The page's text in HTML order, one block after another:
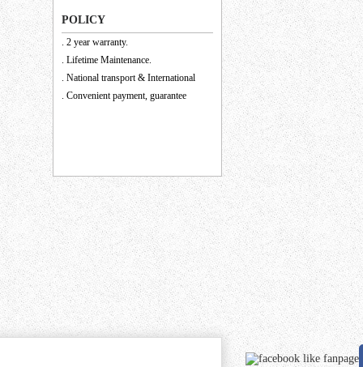
POLICY
. 2 year warranty.
. Lifetime Maintenance.
. National transport & International
. Convenient payment, guarantee